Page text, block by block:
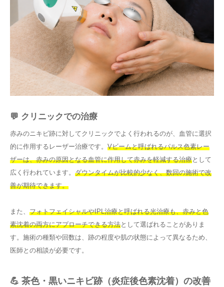
💬 クリニックでの治療
赤みのニキビ跡に対してクリニックでよく行われるのが、血管に選択
的に作用するレーザー治療です。 Vビームと呼ばれるパルス色素レー
ザーは、赤みの原因となる血管に作用して赤みを軽減する治療として
広く行われています。 ダウンタイムが比較的少なく、数回の施術で改
善が期待できます。
また、 フォトフェイシャルやIPL治療と呼ばれる光治療も、赤みと色
素沈着の両方にアプローチできる方法として選ばれることがありま
す。施術の種類や回数は、跡の程度や肌の状態によって異なるため、
医師との相談が必要です。
💪 茶色・黒いニキビ跡（炎症後色素沈着）の改善